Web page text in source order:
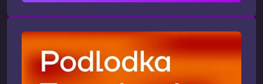
хочет закрыть пробелы и систематизировать
знания.Что вы узнаете в рамках
сезонаПрограмма охватывает все ключевые
этапы проведения исследований: от первой
гипотезы и анализа р